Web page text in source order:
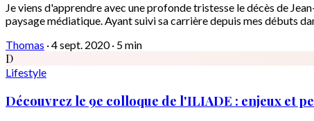
Je viens d'apprendre avec une profonde tristesse le décès de
paysage médiatique. Ayant suivi sa carrière depuis mes débuts
Thomas ·4 sept. 2020 · 5 min
D
Lifestyle
Découvrez le 9e colloque de l'ILIADE : enjeux et